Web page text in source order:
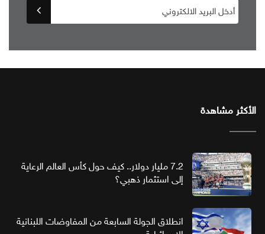
الأكثر مشاهدة
7.2 مليار دولار.. كيف حول كأس العالم الرعاية
إلى استثمار ذهبي؟
انطلاق الجولة السابعة من المفاوضات اللبنانية